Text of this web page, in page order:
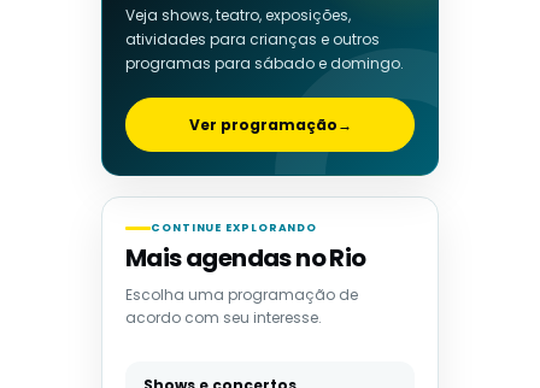
Veja shows, teatro, exposições,
atividades para crianças e outros
programas para sábado e domingo.
Ver programação→
CONTINUE EXPLORANDO
Mais agendas no Rio
Escolha uma programação de
acordo com seu interesse.